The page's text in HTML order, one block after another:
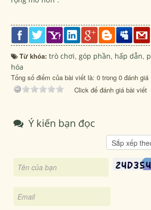
Từ khóa:trò chơi,góp phần, hấp dẫn,
hóa
Tổng số điểm của bài viết là: 0 trong 0 đánh giá
Click để đánh giá bài viết
Ý kiến bạn đọc